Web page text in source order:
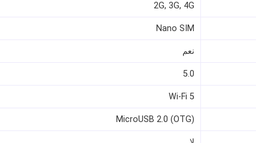
2G, 3G, 4G
Nano SIM
نعم
5.0
Wi-Fi 5
MicroUSB 2.0 (OTG)